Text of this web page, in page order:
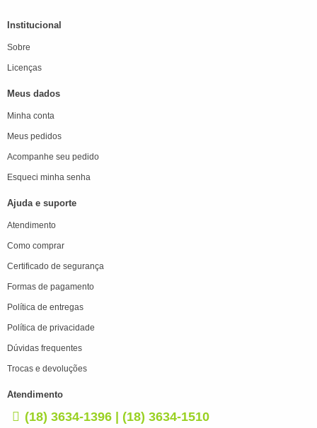
Institucional
Sobre
Licenças
Meus dados
Minha conta
Meus pedidos
Acompanhe seu pedido
Esqueci minha senha
Ajuda e suporte
Atendimento
Como comprar
Certificado de segurança
Formas de pagamento
Política de entregas
Política de privacidade
Dúvidas frequentes
Trocas e devoluções
Atendimento
(18) 3634-1396 | (18) 3634-1510